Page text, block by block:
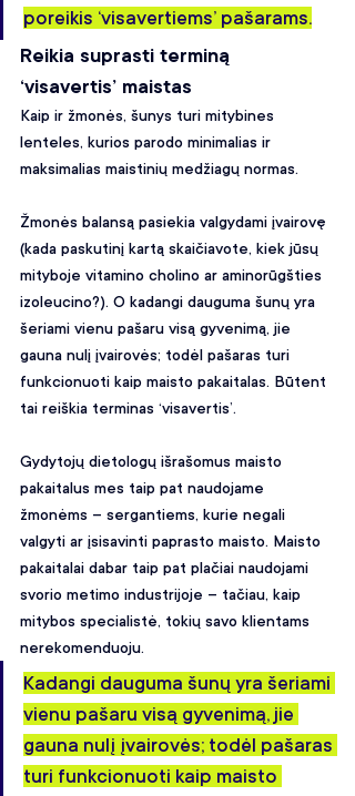
poreikis ‘visavertiems’ pašarams.
Reikia suprasti terminą
‘visavertis’ maistas
Kaip ir žmonės, šunys turi mitybines
lenteles, kurios parodo minimalias ir
maksimalias maistinių medžiagų normas.
Žmonės balansą pasiekia valgydami įvairovę
(kada paskutinį kartą skaičiavote, kiek jūsų
mityboje vitamino cholino ar aminorūgšties
izoleucino?). O kadangi dauguma šunų yra
šeriami vienu pašaru visą gyvenimą, jie
gauna nulį įvairovės; todėl pašaras turi
funkcionuoti kaip maisto pakaitalas. Būtent
tai reiškia terminas ‘visavertis’.
Gydytojų dietologų išrašomus maisto
pakaitalus mes taip pat naudojame
žmonėms – sergantiems, kurie negali
valgyti ar įsisavinti paprasto maisto. Maisto
pakaitalai dabar taip pat plačiai naudojami
svorio metimo industrijoje – tačiau, kaip
mitybos specialistė, tokių savo klientams
nerekomenduoju.
Kadangi dauguma šunų yra šeriami
vienu pašaru visą gyvenimą, jie
gauna nulį įvairovės; todėl pašaras
turi funkcionuoti kaip maisto